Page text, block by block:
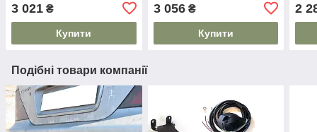
3 021 ₴
Купити
3 056₴
Купити
2
Подібні товари компанії